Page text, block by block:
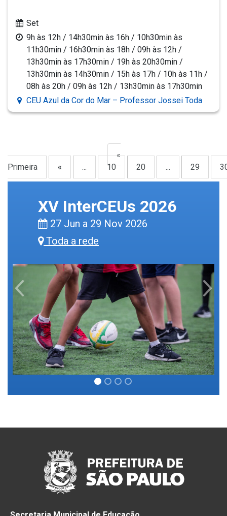
Set
9h às 12h / 14h30min às 16h / 10h30min às
11h30min / 16h30min às 18h / 09h às 12h /
13h30min às 17h30min / 19h às 20h30min /
13h30min às 14h30min / 15h às 17h / 10h às 11h /
08h às 20h / 09h às 12h / 13h30min às 17h30min
CEU Azul da Cor do Mar – Professor Jossei Toda
«
Primeira
« ... 10 20 ... 29
XV InterCEUs 2026
27 Jun a 29 Nov 2026
Toda a rede
Previous Next